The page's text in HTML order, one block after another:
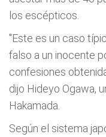
los escépticos.
"Este es un caso
falso a un inocente
confesiones
dijo Hideyo Ogawa,
Hakamada.
Según el sistema